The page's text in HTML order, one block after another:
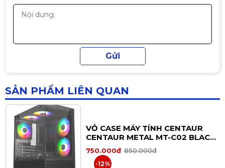
Chiều dài VGA tối đa:
Tản nhiệt & thiết kế
Thiết kế kính cường lực khoe linh kiện.
Hỗ trợ vị trí lắp quạt:
Front: 3 × 120mm (đã lắp sẵn RGB)
Top: 2 × 120mm / 2 × 140mm
Rear: 1 × 120mm
Hỗ trợ radiator nước:
Front: 240mm / 360mm
SẢN PHẨM LIÊN QUAN
-20%
Xigmatek Moon ML DGT
(EN49699) (Chưa kèm Fan) | M-
ATX, Đen
1.190.000đ 1.390.000đ
VỎ CASE MÁY TÍNH CENTAUR
CENTAUR METAL MT-C02 BLACK
(M-ATX| MID TOWER| MÀU ĐEN)
750.000đ 850.000đ
-12%